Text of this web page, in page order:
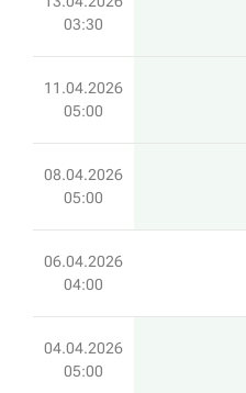
03:30
11.04.2026
05:00
08.04.2026
05:00
06.04.2026
04:00
04.04.2026
05:00